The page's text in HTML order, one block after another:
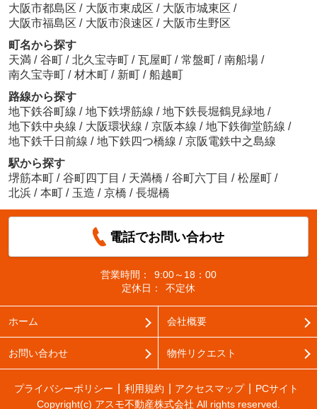
大阪市都島区 / 大阪市東成区 / 大阪市城東区 /
大阪市福島区 / 大阪市浪速区 / 大阪市生野区
町名から探す
天満 / 谷町 / 北久宝寺町 / 瓦屋町 / 常盤町 / 南船場 /
南久宝寺町 / 材木町 / 新町 / 船越町
路線から探す
地下鉄谷町線 / 地下鉄堺筋線 / 地下鉄長堀鶴見緑地 /
地下鉄中央線 / 大阪環状線 / 京阪本線 / 地下鉄御堂筋線 /
地下鉄千日前線 / 地下鉄四つ橋線 / 京阪電鉄中之島線
駅から探す
堺筋本町 / 谷町四丁目 / 天満橋 / 谷町六丁目 / 松屋町 /
北浜 / 本町 / 玉造 / 京橋 / 長堀橋
電話でお問い合わせ
営業時間：
9:00～18：00
定休日：
不定休
ホーム 会社概要
お問い合わせ 物件リクエスト
プライバシーポリシー 利用規約 アクセスマップ
PCサイト
Copyright(c) アスモ不動産株式会社 All rights reserved.